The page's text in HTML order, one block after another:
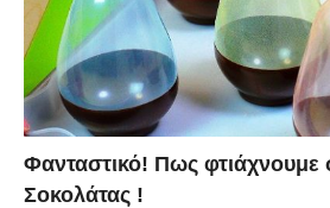
Φανταστικό! Πως φτιάχνουμε
Σοκολάτας !